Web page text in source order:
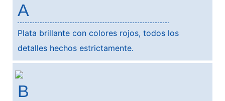
A
Plata brillante con colores rojos, todos los
detalles hechos estrictamente.
B